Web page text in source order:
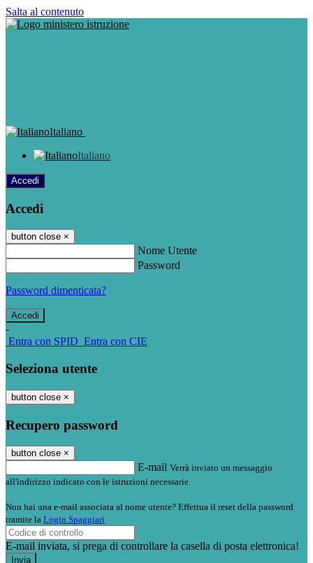
Salta al contenuto
Italiano
Italiano
Accedi
Accedi
button close ×
Nome Utente
Password
Password dimenticata?
-
Entra con SPID Entra con CIE
Seleziona utente
button close ×
Recupero password
button close ×
E-mail Verrà inviato un messaggio
all'indirizzo indicato con le istruzioni necessarie.
Non hai una e-mail associata al nome utente? Effettua il reset della password
tramite la Login Spaggiari
E-mail inviata, si prega di controllare la casella di posta elettronica!